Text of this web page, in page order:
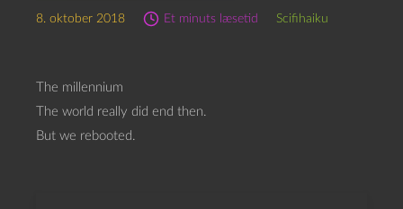
8. oktober 2018 Et minuts læsetid Scifihaiku
The millennium
The world really did end then.
But we rebooted.